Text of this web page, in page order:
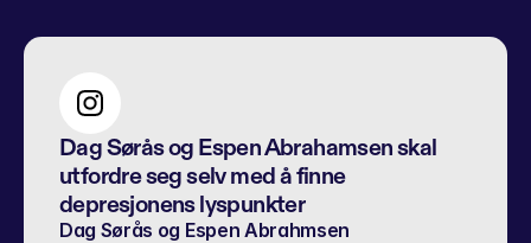
Dag Sørås og Espen Abrahamsen skal
utfordre seg selv med å finne
depresjonens lyspunkter
Dag Sørås og Espen Abrahmsen